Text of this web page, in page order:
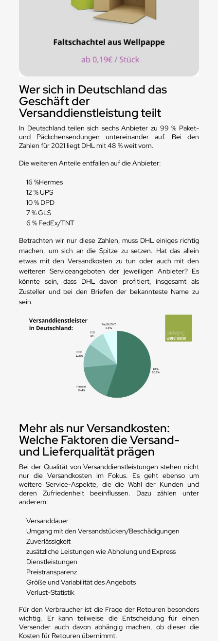
Wer sich in Deutschland das
Geschäft der
Versanddienstleistung teilt
In Deutschland teilen sich sechs Anbieter zu 99 % Paket-
und Päckchensendungen untereinander auf. Bei den
Zahlen für 2021 liegt DHL mit 48 % weit vorn.
Die weiteren Anteile entfallen auf die Anbieter:
16 %Hermes
12 % UPS
10 % DPD
7 % GLS
6 % FedEx/TNT
Betrachten wir nur diese Zahlen, muss DHL einiges richtig
machen, um sich an die Spitze zu setzen. Hat das allein
etwas mit den Versandkosten zu tun oder auch mit den
weiteren Serviceangeboten der jeweiligen Anbieter? Es
könnte sein, dass DHL davon profitiert, insgesamt als
Zusteller und bei den Briefen der bekannteste Name zu
sein.
Mehr als nur Versandkosten:
Welche Faktoren die Versand-
und Lieferqualität prägen
Bei der Qualität von Versanddienstleistungen stehen nicht
nur die Versandkosten im Fokus. Es geht ebenso um
weitere Service-Aspekte, die die Wahl der Kunden und
deren Zufriedenheit beeinflussen. Dazu zählen unter
anderem:
Versanddauer
Umgang mit den Versandstücken/Beschädigungen
Zuverlässigkeit
zusätzliche Leistungen wie Abholung und Express
Dienstleistungen
Preistransparenz
Größe und Variabilität des Angebots
Verlust-Statistik
Für den Verbraucher ist die Frage der Retouren besonders
wichtig. Er kann teilweise die Entscheidung für einen
Versender auch davon abhängig machen, ob dieser die
Kosten für Retouren übernimmt.